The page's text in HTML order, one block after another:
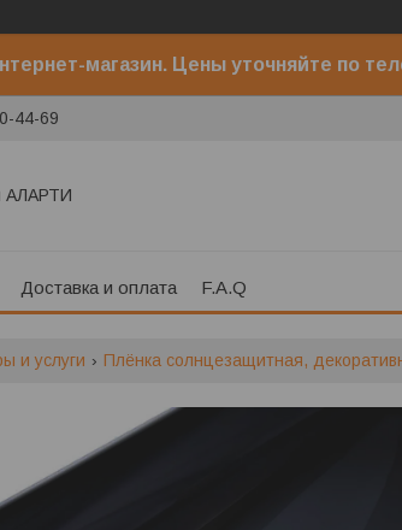
магазин. Цены уточняйте по
44-69
АЛАРТИ
Доставка и оплата F.A.Q
и услуги Плёнка солнцезащитная,